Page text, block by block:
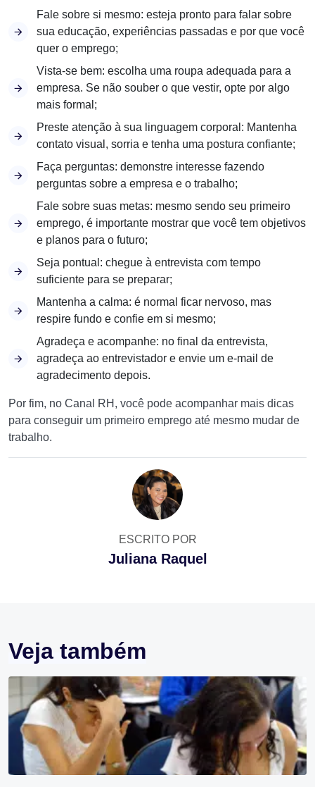
Fale sobre si mesmo: esteja pronto para falar sobre
sua educação, experiências passadas e por que você
quer o emprego;
Vista-se bem: escolha uma roupa adequada para a
empresa. Se não souber o que vestir, opte por algo
mais formal;
Preste atenção à sua linguagem corporal: Mantenha
contato visual, sorria e tenha uma postura confiante;
Faça perguntas: demonstre interesse fazendo
perguntas sobre a empresa e o trabalho;
Fale sobre suas metas: mesmo sendo seu primeiro
emprego, é importante mostrar que você tem objetivos
e planos para o futuro;
Seja pontual: chegue à entrevista com tempo
suficiente para se preparar;
Mantenha a calma: é normal ficar nervoso, mas
respire fundo e confie em si mesmo;
Agradeça e acompanhe: no final da entrevista,
agradeça ao entrevistador e envie um e-mail de
agradecimento depois.
Por fim, no Canal RH, você pode acompanhar mais dicas
para conseguir um primeiro emprego até mesmo mudar de
trabalho.
ESCRITO POR
Juliana Raquel
Veja também